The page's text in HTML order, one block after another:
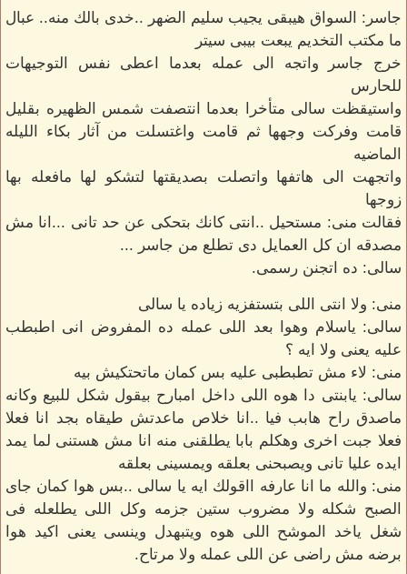
جاسر: السواق هيبقى يجيب سليم الضهر ..خدى بالك منه.. عبال
ما مكتب التخديم يبعت بيبى سيتر
خرج جاسر واتجه الى عمله بعدما اعطى نفس التوجيهات
للحارس
واستيقظت سالى متأخرا بعدما انتصفت شمس الظهيره بقليل
قامت وفركت وجهها ثم قامت واغتسلت من آثار بكاء الليله
الماضيه
واتجهت الى هاتفها واتصلت بصديقتها لتشكو لها مافعله بها
زوجها
فقالت منى: مستحيل ..انتى كانك بتحكى عن حد تانى ...انا مش
مصدقه ان كل العمايل دى تطلع من جاسر ...
سالى: ده اتجنن رسمى.
منى: ولا انتى اللى بتستفزيه زياده يا سالى
سالى: ياسلام وهوا بعد اللى عمله ده المفروض انى اطبطب
عليه يعنى ولا ايه ؟
منى: لاء مش تطبطبى عليه بس كمان ماتحتكيش بيه
سالى: يابنتى دا هوه اللى داخل امبارح بيقول شكل للبيع وكانه
ماصدق راح هابب فيا ..انا خلاص ماعدتش طيقاه بجد انا فعلا
فعلا جبت اخرى وهكلم بابا يطلقنى منه انا مش هستنى لما يمد
ايده عليا تانى ويصبحنى بعلقه ويمسينى بعلقه
منى: والله ما انا عارفه ااقولك ايه يا سالى ..بس هوا كمان جاى
الصبح شكله ولا مضروب ستين جزمه وكل اللى يطلعله فى
شغل ياخد الموشح اللى هوه ويتبهدل وينسى يعنى اكيد هوا
برضه مش راضى عن اللى عمله ولا مرتاح.